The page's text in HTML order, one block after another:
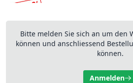
Bitte melden Sie sich an um den
können und anschliessend
können.
Anmelden